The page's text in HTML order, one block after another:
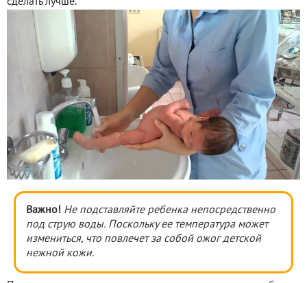
Важно! Не подставляйте ребенка непосредственно
под струю воды. Поскольку ее температура может
измениться, что повлечет за собой ожог детской
нежной кожи.